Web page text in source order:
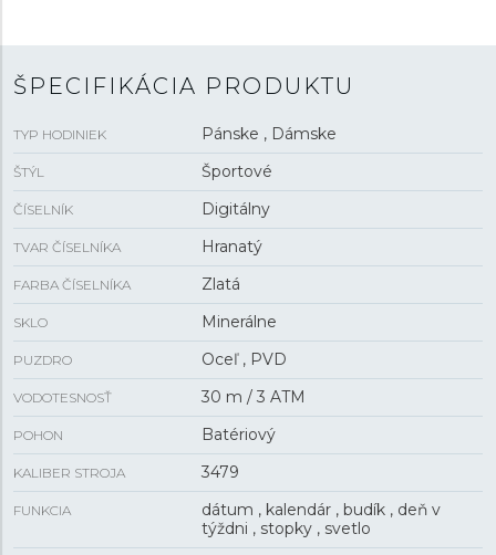
hodinovom formáte. S vodotesnosťou3 ATMsú odolné
proti dažďu a pri umývaní rúk.
ŠPECIFIKÁCIA PRODUKTU
TYP HODINIEK Pánske , Dámske
ŠTÝL Športové
ČÍSELNÍK Digitálny
TVAR ČÍSELNÍKA Hranatý
FARBA ČÍSELNÍKA Zlatá
SKLO Minerálne
PUZDRO Oceľ , PVD
VODOTESNOSŤ 30 m / 3 ATM
POHON Batériový
KALIBER STROJA 3479
FUNKCIA
dátum , kalendár , budík , deň v
týždni , stopky , svetlo